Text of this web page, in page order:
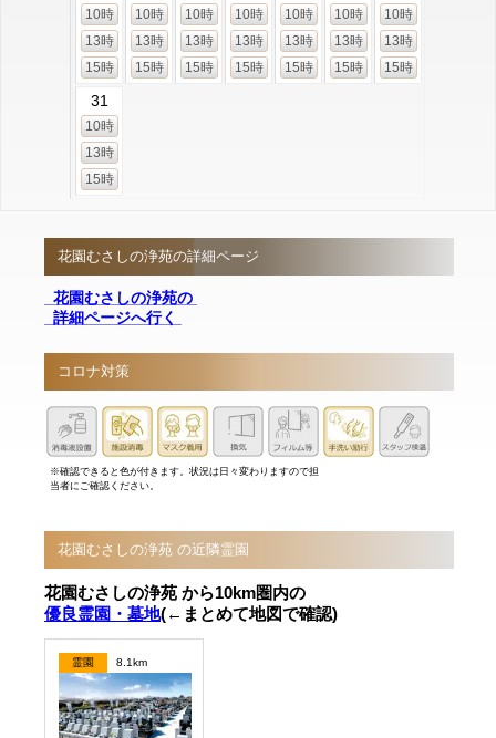
10時
13時
15時
10時
13時
15時
10時
13時
15時
10時
13時
15時
10時
13時
15時
10時
13時
15時
10時
13時
15時
31
10時
13時
15時
花園むさしの浄苑の詳細ページ
花園むさしの浄苑の
詳細ページへ行く
コロナ対策
※確認できると色が付きます。状況は日々変わりますので担
当者にご確認ください。
花園むさしの浄苑 の近隣霊園
花園むさしの浄苑 から10km圏内の
優良霊園・墓地(←まとめて地図で確認)
霊園 8.1km